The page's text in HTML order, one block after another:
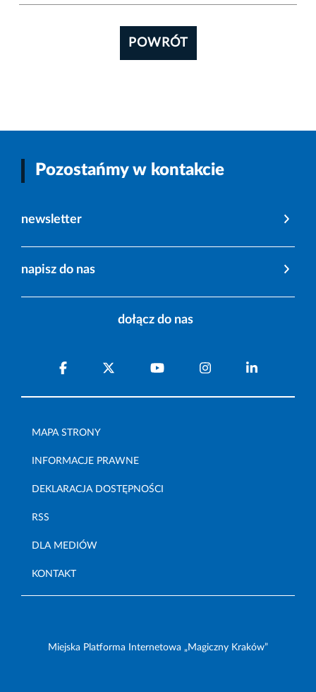
POWRÓT
Pozostańmy w kontakcie
newsletter
napisz do nas
dołącz do nas
MAPA STRONY
INFORMACJE PRAWNE
DEKLARACJA DOSTĘPNOŚCI
RSS
DLA MEDIÓW
KONTAKT
Miejska Platforma Internetowa „Magiczny Kraków”